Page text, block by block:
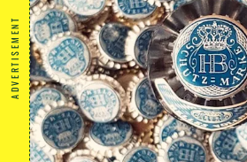
ADVERTISEMENT